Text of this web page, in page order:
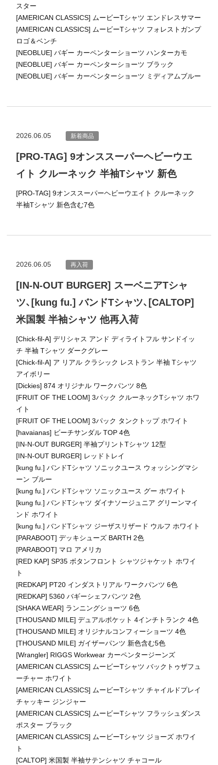
スター
[AMERICAN CLASSICS] ムービーTシャツ エンドレスサマー
[AMERICAN CLASSICS] ムービーTシャツ フォレストガンプ
ロゴ＆ベンチ
[NEOBLUE] バギー カーペンターショーツ ハンターカモ
[NEOBLUE] バギー カーペンターショーツ ブラック
[NEOBLUE] バギー カーペンターショーツ ミディアムブルー
2026.06.05 新着商品
[PRO-TAG] 9オンススーパーヘビーウエ
イト クルーネック 半袖Tシャツ 新色
[PRO-TAG] 9オンススーパーヘビーウエイト クルーネック
半袖Tシャツ 新色含む7色
2026.06.05 再入荷
[IN-N-OUT BURGER] スーベニアTシャ
ツ、[kung fu.] バンドTシャツ、[CALTOP]
米国製 半袖シャツ 他再入荷
[Chick-fil-A] デリシャス アンド ディライトフル サンドイッ
チ 半袖 Tシャツ ダークグレー
[Chick-fil-A] ア リアル クラシック レストラン 半袖 Tシャツ
アイボリー
[Dickies] 874 オリジナル ワークパンツ 8色
[FRUIT OF THE LOOM] 3パック クルーネックTシャツ ホワ
イト
[FRUIT OF THE LOOM] 3パック タンクトップ ホワイト
[havaianas] ビーチサンダル TOP 4色
[IN-N-OUT BURGER] 半袖プリントTシャツ 12型
[IN-N-OUT BURGER] レッドトレイ
[kung fu.] バンドTシャツ ソニックユース ウォッシングマシ
ーン ブルー
[kung fu.] バンドTシャツ ソニックユース グー ホワイト
[kung fu.] バンドTシャツ ダイナソージュニア グリーンマイ
ンド ホワイト
[kung fu.] バンドTシャツ ジーザスリザード ウルフ ホワイト
[PARABOOT] デッキシューズ BARTH 2色
[PARABOOT] マロ アメリカ
[RED KAP] SP35 ボタンフロント シャツジャケット ホワイ
ト
[REDKAP] PT20 インダストリアル ワークパンツ 6色
[REDKAP] 5360 バギーシェフパンツ 2色
[SHAKA WEAR] ランニングショーツ 6色
[THOUSAND MILE] デュアルポケット 4インチトランク 4色
[THOUSAND MILE] オリジナルコンフィーショーツ 4色
[THOUSAND MILE] ガイザーパンツ 新色含む5色
[Wrangler] RIGGS Workwear カーペンタージーンズ
[AMERICAN CLASSICS] ムービーTシャツ バックトゥザフュ
ーチャー ホワイト
[AMERICAN CLASSICS] ムービーTシャツ チャイルドプレイ
チャッキー ジンジャー
[AMERICAN CLASSICS] ムービーTシャツ フラッシュダンス
ポスター ブラック
[AMERICAN CLASSICS] ムービーTシャツ ジョーズ ホワイ
ト
[CALTOP] 米国製 半袖サテンシャツ チャコール